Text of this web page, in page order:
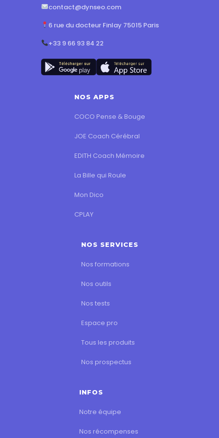
contact@dynseo.com
6 rue du docteur Finlay 75015 Paris
+33 9 66 93 84 22
NOS APPS
COCO Pense & Bouge
JOE Coach Cérébral
EDITH Coach Mémoire
La Bille qui Roule
Mon Dico
CPLAY
NOS SERVICES
Nos formations
Nos outils
Nos tests
Espace pro
Tous les produits
Nos prospectus
INFOS
Notre équipe
Nos récompenses